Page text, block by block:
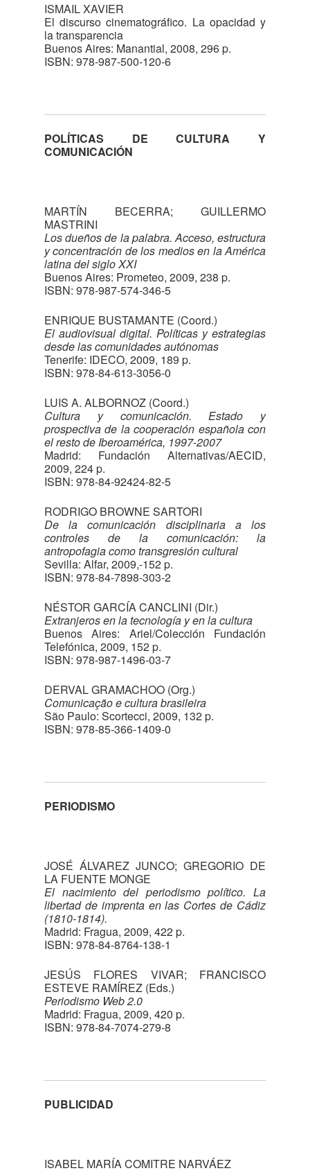
ISMAIL XAVIER
El discurso cinematográfico. La opacidad y
la transparencia
Buenos Aires: Manantial, 2008, 296 p.
ISBN: 978-987-500-120-6
POLÍTICAS DE CULTURA Y
COMUNICACIÓN
MARTÍN BECERRA; GUILLERMO
MASTRINI
Los dueños de la palabra. Acceso, estructura
y concentración de los medios en la América
latina del siglo XXI
Buenos Aires: Prometeo, 2009, 238 p.
ISBN: 978-987-574-346-5
ENRIQUE BUSTAMANTE (Coord.)
El audiovisual digital. Políticas y estrategias
desde las comunidades autónomas
Tenerife: IDECO, 2009, 189 p.
ISBN: 978-84-613-3056-0
LUIS A. ALBORNOZ (Coord.)
Cultura y comunicación. Estado y
prospectiva de la cooperación española con
el resto de Iberoamérica, 1997-2007
Madrid: Fundación Alternativas/AECID,
2009, 224 p.
ISBN: 978-84-92424-82-5
RODRIGO BROWNE SARTORI
De la comunicación disciplinaria a los
controles de la comunicación: la
antropofagia como transgresión cultural
Sevilla: Alfar, 2009,-152 p.
ISBN: 978-84-7898-303-2
NÉSTOR GARCÍA CANCLINI (Dir.)
Extranjeros en la tecnología y en la cultura
Buenos Aires: Ariel/Colección Fundación
Telefónica, 2009, 152 p.
ISBN: 978-987-1496-03-7
DERVAL GRAMACHOO (Org.)
Comunicação e cultura brasileira
São Paulo: Scortecci, 2009, 132 p.
ISBN: 978-85-366-1409-0
PERIODISMO
JOSÉ ÁLVAREZ JUNCO; GREGORIO DE
LA FUENTE MONGE
El nacimiento del periodismo político. La
libertad de imprenta en las Cortes de Cádiz
(1810-1814).
Madrid: Fragua, 2009, 422 p.
ISBN: 978-84-8764-138-1
JESÚS FLORES VIVAR; FRANCISCO
ESTEVE RAMÍREZ (Eds.)
Periodismo Web 2.0
Madrid: Fragua, 2009, 420 p.
ISBN: 978-84-7074-279-8
PUBLICIDAD
ISABEL MARÍA COMITRE NARVÁEZ